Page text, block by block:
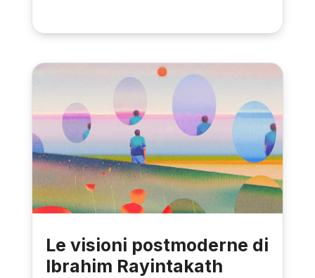
Le visioni postmoderne di
Ibrahim Rayintakath